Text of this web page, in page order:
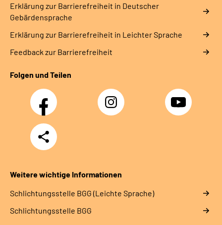
Erklärung zur Barrierefreiheit in Deutscher
Gebärdensprache
Erklärung zur Barrierefreiheit in Leichter Sprache
Feedback zur Barrierefreiheit
Folgen und Teilen
Facebook Instagram YouTube
Teilen
Weitere wichtige Informationen
Schlich­tungs­stel­le BGG (Leichte Sprache)
Schlich­tungs­stel­le BGG